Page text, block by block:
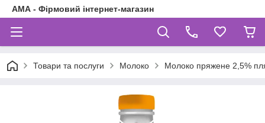
АМА - Фірмовий інтернет-магазин
Товари та послуги Молоко Молоко пряжене 2,5%